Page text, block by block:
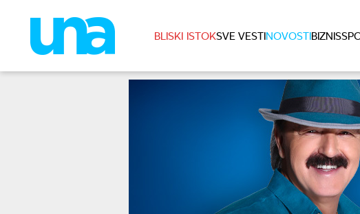
BLISKI ISTOKSVE VESTINOVOSTIBIZNIS